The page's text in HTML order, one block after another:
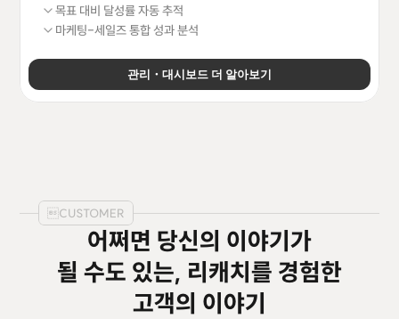
목표 대비 달성률 자동 추적
마케팅-세일즈 통합 성과 분석
관리・대시보드 더 알아보기
CUSTOMER
어쩌면 당신의 이야기가
될 수도 있는, 리캐치를 경험한
고객의 이야기